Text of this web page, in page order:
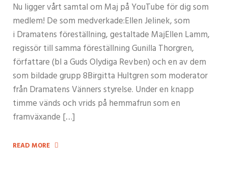
Nu ligger vårt samtal om Maj på YouTube för dig som
medlem! De som medverkade:Ellen Jelinek, som
i Dramatens föreställning, gestaltade MajEllen Lamm,
regissör till samma föreställning Gunilla Thorgren,
författare (bl a Guds Olydiga Revben) och en av dem
som bildade grupp 8Birgitta Hultgren som moderator
från Dramatens Vänners styrelse. Under en knapp
timme vänds och vrids på hemmafrun som en
framväxande […]
READ MORE